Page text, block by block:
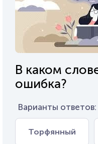
В каком
ошибка?
Варианты ответов:
Торфянный